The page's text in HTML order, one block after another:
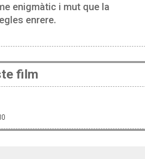
enigmàtic i mut que la
enrere.
film